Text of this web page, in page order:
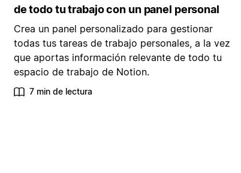
de todo tu trabajo con un panel personal
Crea un panel personalizado para gestionar
todas tus tareas de trabajo personales, a la vez
que aportas información relevante de todo tu
espacio de trabajo de Notion.
7 min de lectura